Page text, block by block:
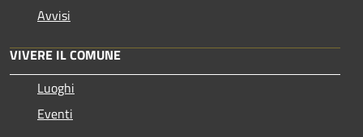
Avvisi
VIVERE IL COMUNE
Luoghi
Eventi